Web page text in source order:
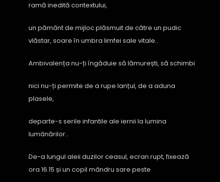
ramă inedită contextului,
un pământ de mijloc plăsmuit de către un pudic
vlăstar, soare în umbra limfei sale vitale..
Ambivalența nu-ți îngăduie să lămurești, să schimbi
nici nu-ți permite de a rupe lanțul, de a aduna
plasele,
departe-s serile infantile ale iernii la lumina
lumânărilor..
De-a lungul aleii duzilor ceasul, ecran rupt, fixează
ora 16.15 și un copil mândru sare peste